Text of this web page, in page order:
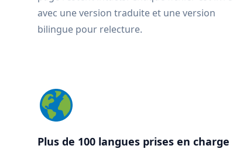
avec une version traduite et une version
bilingue pour relecture.
Plus de 100 langues prises en charge